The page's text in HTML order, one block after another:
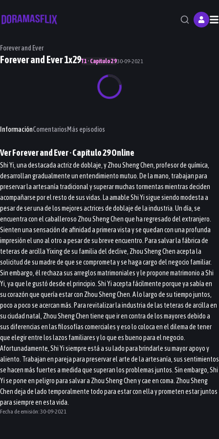
Forever and Ever
Forever and Ever 1x29T1 · Capítulo 2930-09-2021
InformaciónComentariosMás episodios
VerForever and Ever· Capítulo29Online
Shi Yi, una destacada actriz de doblaje, y Zhou Sheng Chen, profesor de química,
desarrollan gradualmente un entendimiento mutuo. De la mano, trabajan para
preservar la artesanía tradicional y superar muchas tormentas mientras deciden
acompañarse por el resto de sus vidas. La amable Shi Yi sigue siendo modesta a
pesar de ser una de los mejores actrices de doblaje de la industria. Un día, se
encuentra con el caballeroso Zhou Sheng Chen que ha regresado del extranjero.
Sienten una sensación de afinidad a primera vista y se quedan con una profunda
impresión el uno al otro a pesar de su breve encuentro. Para salvar la fábrica de
teteras de arcilla Yixing de su familia del declive, Zhou Sheng Chen acepta la
solicitud de su madre de que se comprometa y se haga cargo del negocio familiar.
Sin embargo, él rechaza sus arreglos matrimoniales y le propone matrimonio a Shi
Yi, ya que le gustó desde el principio. Shi Yi acepta fácilmente porque ya sabía en
su corazón que quería estar con Zhou Sheng Chen. A lo largo de su tiempo juntos,
poco a poco se acercan más. Para revitalizar la industria de las teteras de arcilla en
su ciudad natal, Zhou Sheng Chen tiene que ir en contra de los mayores debido a
sus diferencias en las filosofías comerciales y eso lo coloca en el dilema de tener
que elegir entre los lazos familiares y lo que es bueno para el negocio.
Afortunadamente, Shi Yi siempre está a su lado para brindarle su mayor apoyo y
aliento. Trabajan en pareja para preservar el arte de la artesanía, sus sentimientos
se hacen más fuertes a medida que superan los problemas juntos. Sin embargo, Shi
Yi se pone en peligro para salvar a Zhou Sheng Chen y cae en coma. Zhou Sheng
Chen deja de lado temporalmente todo para estar con ella y prometen estar juntos
para siempre en esta vida.
Fecha de emisión:30-09-2021